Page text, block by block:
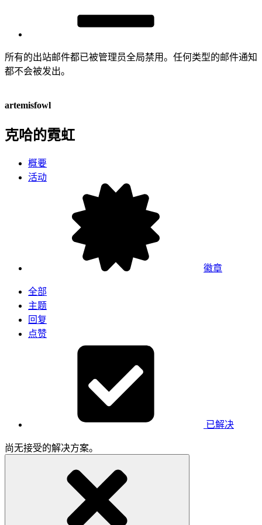
所有的出站邮件都已被管理员全局禁用。任何类型的邮件通知
都不会被发出。
artemisfowl
克哈的霓虹
概要
活动
徽章
全部
主题
回复
点赞
已解决
尚无接受的解决方案。